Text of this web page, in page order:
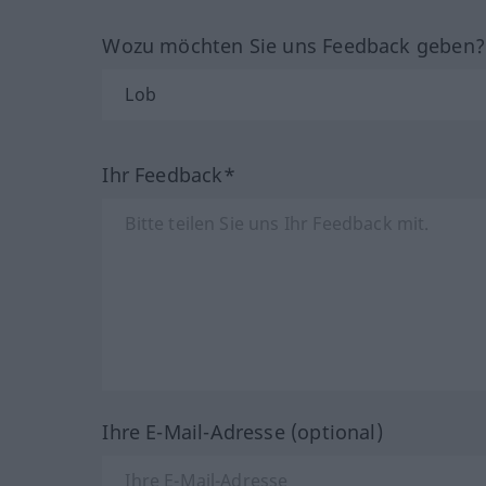
Wozu möchten Sie uns Feedback
Ihr Feedback*
Ihre E-Mail-Adresse (optional)